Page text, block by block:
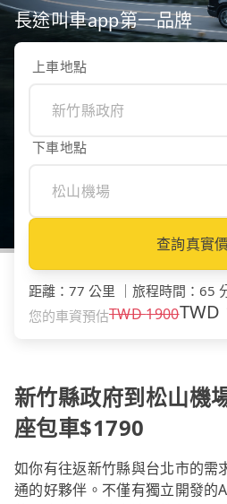
長途叫車app第一品牌
上車地點
下車地點
查詢真實
距離 ： 77 公里 旅程時間 ： 65
您的車資預估TWD1900TWD
新竹縣政府到松山機
座包車$1790
如你有往返新竹縣與台北市的
通的好夥伴。不僅有獨立開發的